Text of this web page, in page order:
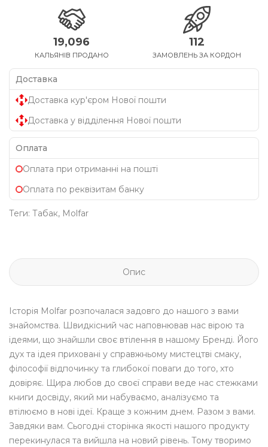
19,096
КАЛЬЯНІВ ПРОДАНО
112
ЗАМОВЛЕНЬ ЗА КОРДОН
Доставка
Доставка кур'єром Нової пошти
Доставка у відділення Нової пошти
Оплата
Оплата при отриманні на пошті
Оплата по реквізитам банку
Теги: Табак, Molfar
Опис
Історія Molfar розпочалася задовго до нашого з вами
знайомства. Швидкісний час наповнював нас вірою та
ідеями, що знайшли своє втілення в нашому Бренді. Його
дух та ідея приховані у справжньому мистецтві смаку,
філософії відпочинку та глибокої поваги до того, хто
довіряє. Щира любов до своєї справи веде нас стежками
книги досвіду, який ми набуваємо, аналізуємо та
втілюємо в нові ідеї. Краще з кожним днем. Разом з вами.
Завдяки вам. Сьогодні сторінка якості нашого продукту
перекинулася та вийшла на новий рівень. Тому творимо